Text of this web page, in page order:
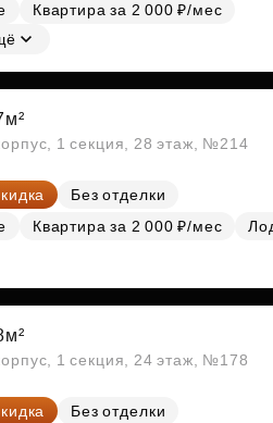
Квартира за 2 000 ₽/мес
1 секция, 28 этаж, №214
Без отделки
Квартира за 2 000 ₽/мес
1 секция, 24 этаж, №178
Без отделки